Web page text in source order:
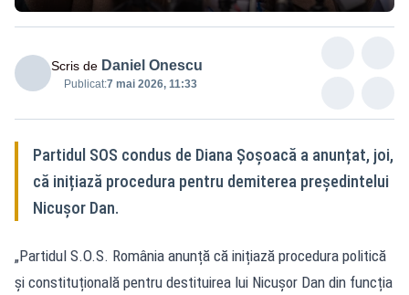
Scris de Daniel Onescu
Publicat:7 mai 2026, 11:33
Partidul SOS condus de Diana Șoșoacă a anunțat, joi,
că inițiază procedura pentru demiterea președintelui
Nicușor Dan.
„Partidul S.O.S. România anunță că inițiază procedura politică
și constituțională pentru destituirea lui Nicușor Dan din funcția